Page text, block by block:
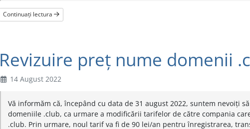
Continuați lectura
Revizuire preț nume domenii
14 August 2022
Vă informăm că, începând cu data de 31 august 2022, suntem nevoiți
domeniile .club, ca urmare a modificării tarifelor de către compania
.club. Prin urmare, noul tarif va fi de 90 lei/an pentru înregistrarea,